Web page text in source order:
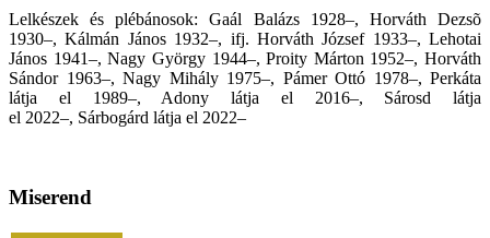
Lelkészek és plébánosok: Gaál Balázs 1928–, Horváth Dezsõ
1930–, Kálmán János 1932–, ifj. Horváth József 1933–, Lehotai
János 1941–, Nagy György 1944–, Proity Márton 1952–, Horváth
Sándor 1963–, Nagy Mihály 1975–, Pámer Ottó 1978–, Perkáta
látja el 1989–, Adony látja el 2016–, Sárosd látja
el 2022–, Sárbogárd látja el 2022–
Miserend